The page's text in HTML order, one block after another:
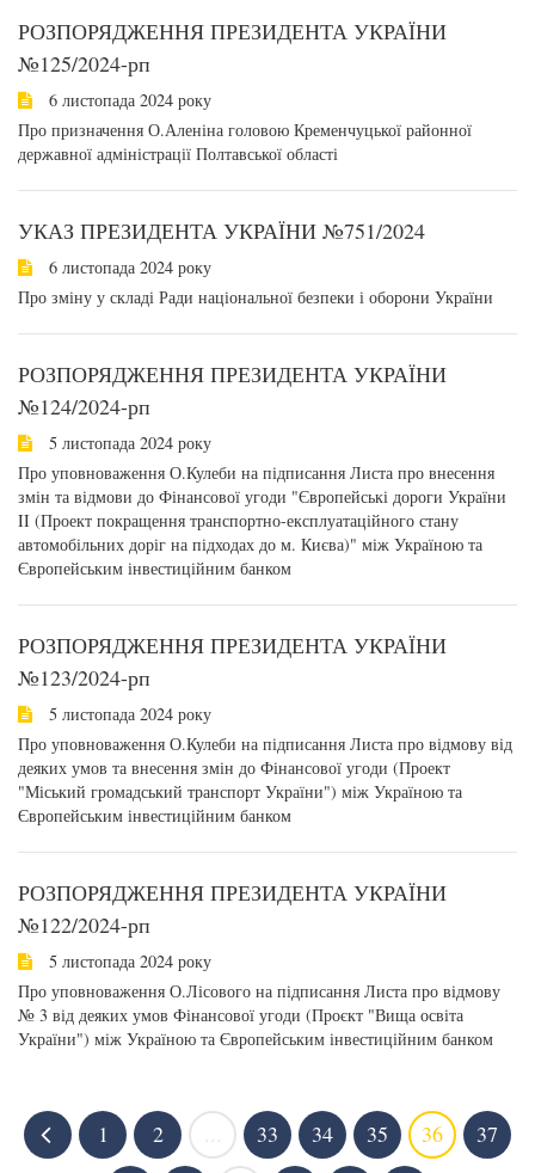
РОЗПОРЯДЖЕННЯ ПРЕЗИДЕНТА УКРАЇНИ
№125/2024-рп
6 листопада 2024 року
Про призначення О.Аленіна головою Кременчуцької районної
державної адміністрації Полтавської області
УКАЗ ПРЕЗИДЕНТА УКРАЇНИ №751/2024
6 листопада 2024 року
Про зміну у складі Ради національної безпеки і оборони України
РОЗПОРЯДЖЕННЯ ПРЕЗИДЕНТА УКРАЇНИ
№124/2024-рп
5 листопада 2024 року
Про уповноваження О.Кулеби на підписання Листа про внесення
змін та відмови до Фінансової угоди "Європейські дороги України
II (Проект покращення транспортно-експлуатаційного стану
автомобільних доріг на підходах до м. Києва)" між Україною та
Європейським інвестиційним банком
РОЗПОРЯДЖЕННЯ ПРЕЗИДЕНТА УКРАЇНИ
№123/2024-рп
5 листопада 2024 року
Про уповноваження О.Кулеби на підписання Листа про відмову від
деяких умов та внесення змін до Фінансової угоди (Проект
"Міський громадський транспорт України") між Україною та
Європейським інвестиційним банком
РОЗПОРЯДЖЕННЯ ПРЕЗИДЕНТА УКРАЇНИ
№122/2024-рп
5 листопада 2024 року
Про уповноваження О.Лісового на підписання Листа про відмову
№ 3 від деяких умов Фінансової угоди (Проєкт "Вища освіта
України") між Україною та Європейським інвестиційним банком
1 2 33 34 35 36
37